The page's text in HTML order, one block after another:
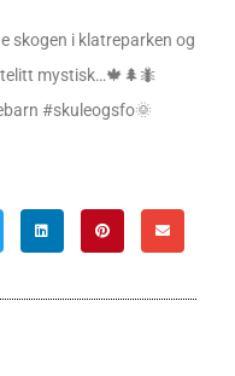
skogen i klatreparken og
mystisk…🍁🌲🐜
#skuleogsfo🌞